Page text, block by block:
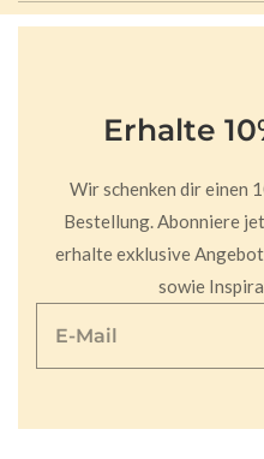
Erhalte
Wir schenken dir einen
Bestellung. Abonniere
erhalte exklusive
sowie
E-